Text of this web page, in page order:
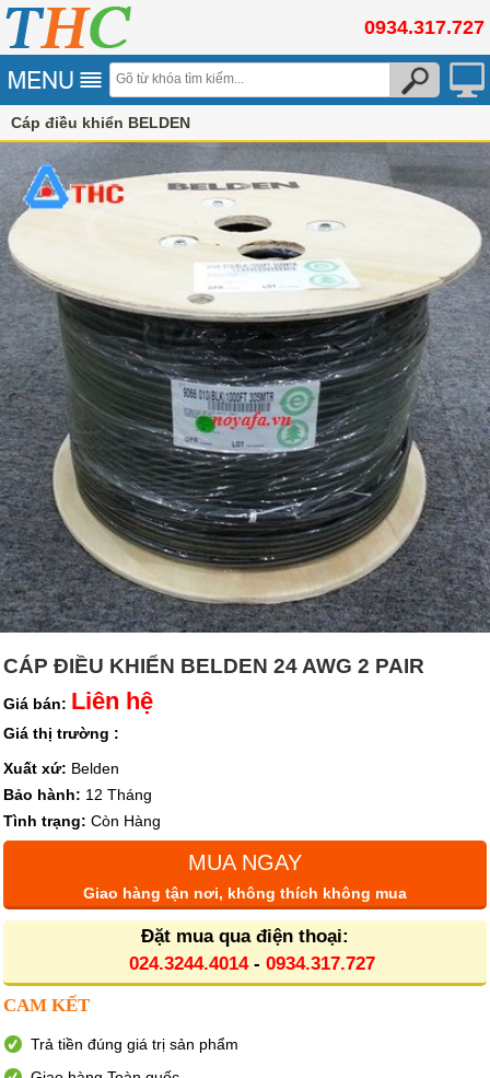
0934.317.727
Cáp điều khiển BELDEN
CÁP ĐIỀU KHIỂN BELDEN 24 AWG 2 PAIR
Giá bán: Liên hệ
Giá thị trường :
Xuất xứ: Belden
Bảo hành: 12 Tháng
Tình trạng: Còn Hàng
MUA NGAY
Giao hàng tận nơi, không thích không mua
Đặt mua qua điện thoại:
024.3244.4014- 0934.317.727
CAM KẾT
Trả tiền đúng giá trị sản phẩm